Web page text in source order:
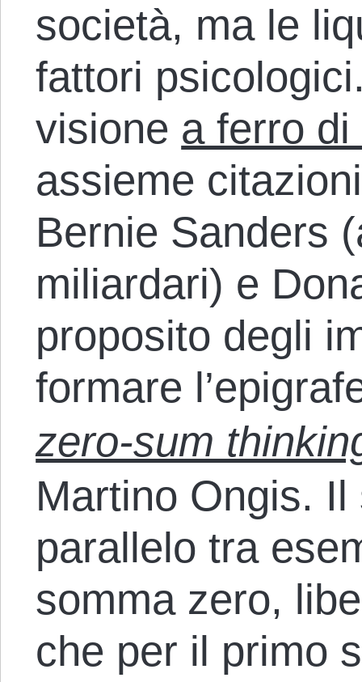
società, ma le
fattori
visione a ferro
assieme
Bernie Sanders
miliardari) e
proposito degli
formare
zero-sum
Martino Ongis.
parallelo tra
somma zero,
che per il primo